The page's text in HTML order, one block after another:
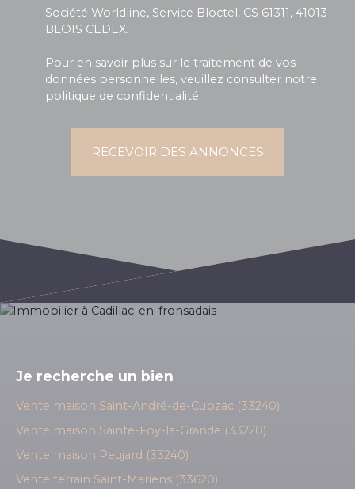
Société Worldline, Service Bloctel, CS 61311, 41013
BLOIS CEDEX.
Pour en savoir plus sur le traitement de vos
données personnelles, veuillez consulter notre
politique de confidentialité.
RECEVOIR DES ANNONCES
Je recherche un bien
Vente maison Saint-André-de-Cubzac (33240)
Vente maison Sainte-Foy-la-Grande (33220)
Vente maison Peujard (33240)
Vente terrain Saint-Mariens (33620)